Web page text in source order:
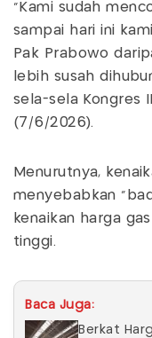
“Kami sudah
sampai hari ini
Pak Prabowo
lebih susah
sela-sela Kongres
(7/6/2026).
Menurutnya,
menyebabkan
kenaikan harga
tinggi.
Baca Juga:
Berkat